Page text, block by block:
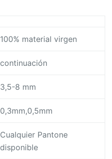
100% material virgen
continuación
3,5-8 mm
0,3mm,0,5mm
Cualquier Pantone
disponible